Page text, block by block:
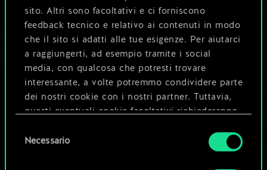
sito. Altri sono facoltativi e ci forniscono
feedback tecnico e relativo ai contenuti in modo
che il sito si adatti alle tue esigenze. Per aiutarci
a raggiungerti, ad esempio tramite i social
media, con qualcosa che potresti trovare
interessante, a volte potremmo condividere parte
dei nostri cookie con i nostri partner. Tuttavia,
questi eventuali cookie facoltativi richiederanno
Tutti i dettagli su come utilizziamo i cookie e su
delNecessario
4 4 Zanne dell'Impero
3 4 Cobra reale x2
3 4 Cacciatore dei Moorlehem